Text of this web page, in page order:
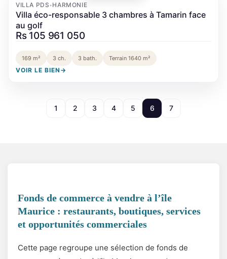
VILLA PDS•HARMONIE
Villa éco-responsable 3 chambres à Tamarin face
au golf
Rs 105 961 050
169 m² 3 ch. 3 bath. Terrain 1640 m²
VOIR LE BIEN →
1 2 3 4 5 6 7
Fonds de commerce à vendre à l’île
Maurice : restaurants, boutiques, services
et opportunités commerciales
Cette page regroupe une sélection de fonds de